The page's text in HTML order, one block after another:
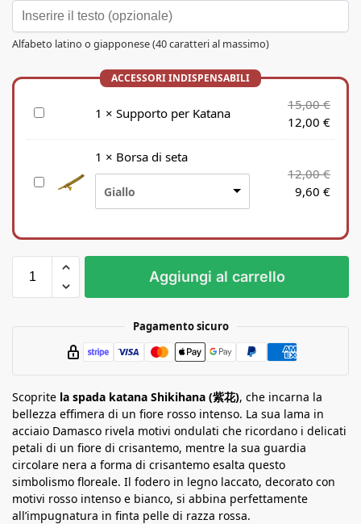
Alfabeto latino o giapponese (40 caratteri al massimo)
S
o
o
p
e
a
1 × Supporto per Katana
15,00€
12,00 €
B
s
a
d
1 × Borsa di seta
Giallo
12,00€
9,60 €
Aggiungi al carrello
Pagamento sicuro
Scoprite la spada katana Shikihana (紫花), che incarna la
bellezza effimera di un fiore rosso intenso. La sua lama in
acciaio Damasco rivela motivi ondulati che ricordano i delicati
petali di un fiore di crisantemo, mentre la sua guardia
circolare nera a forma di crisantemo esalta questo
simbolismo floreale. Il fodero in legno laccato, decorato con
motivi rosso intenso e bianco, si abbina perfettamente
all’impugnatura in finta pelle di razza rossa.